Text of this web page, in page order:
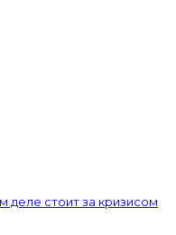
деле стоит за кризисом